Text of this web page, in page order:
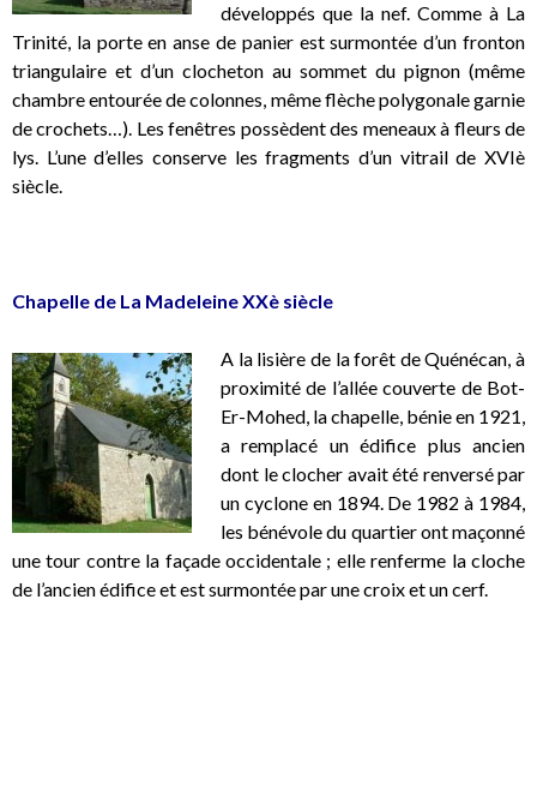
développés que la nef. Comme à La
Trinité, la porte en anse de panier est surmontée d’un fronton
triangulaire et d’un clocheton au sommet du pignon (même
chambre entourée de colonnes, même flèche polygonale garnie
de crochets…). Les fenêtres possèdent des meneaux à fleurs de
lys. L’une d’elles conserve les fragments d’un vitrail de XVIè
siècle.
Chapelle de La Madeleine XXè siècle
A la lisière de la forêt de Quénécan, à
proximité de l’allée couverte de Bot-
Er-Mohed, la chapelle, bénie en 1921,
a remplacé un édifice plus ancien
dont le clocher avait été renversé par
un cyclone en 1894. De 1982 à 1984,
les bénévole du quartier ont maçonné
une tour contre la façade occidentale ; elle renferme la cloche
de l’ancien édifice et est surmontée par une croix et un cerf.